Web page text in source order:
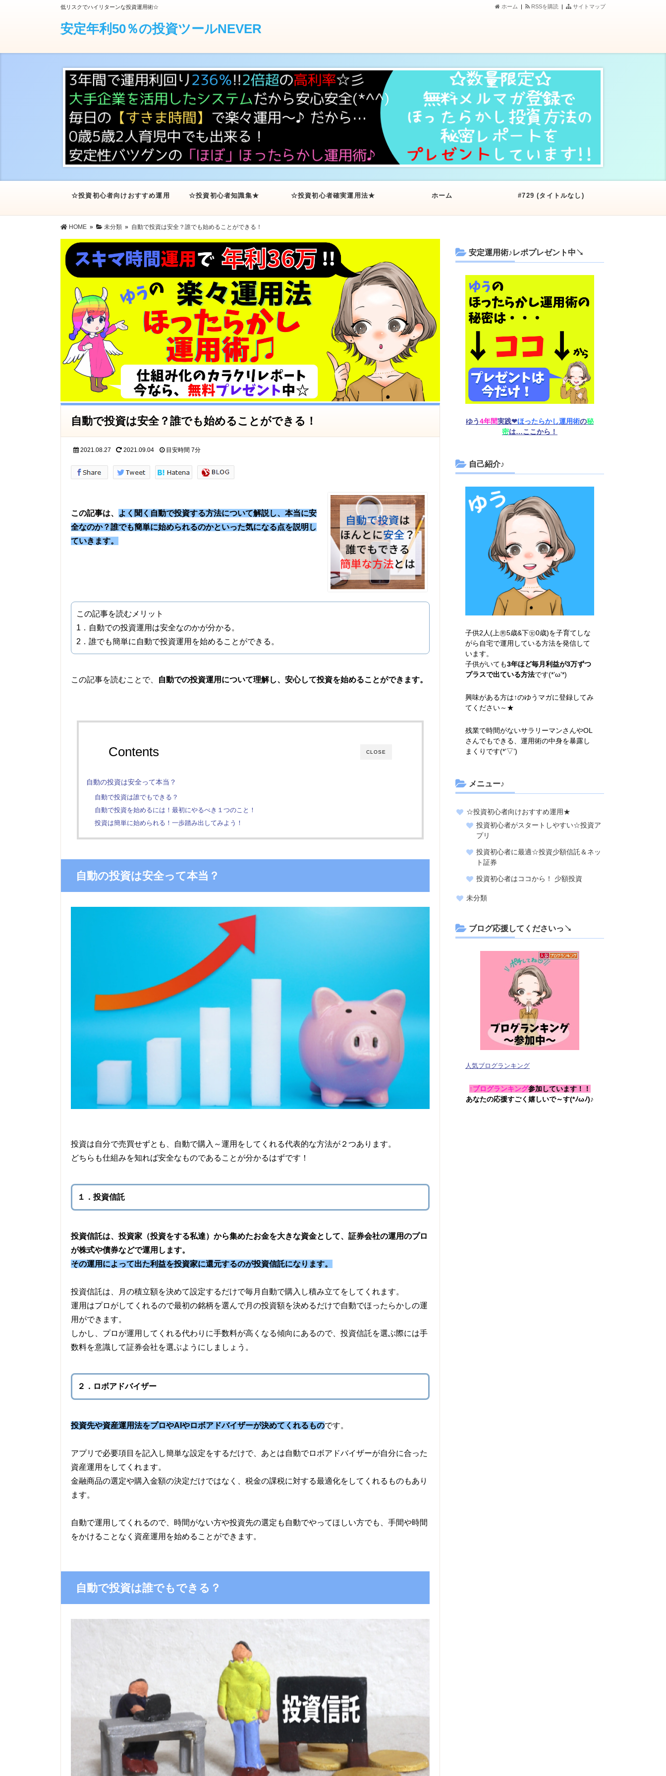
低リスクでハイリターンな投資運用術☆ サイトマップ
RSSを購読 |
ホーム |
安定年利50％の投資ツールNEVER
☆投資初心者向けおすすめ運用★ ☆投資初心者知識集★ ☆投資初心者確実運用法★ ホーム #729 (タイトルなし)
HOME » 未分類 » 自動で投資は安全？誰でも始めることができる！
自動で投資は安全？誰でも始めることができる！
2021.08.27 2021.09.04 目安時間 7分
この記事は、
よく聞く自動で投資する方法について解説し、本当に安
全なのか？誰でも簡単に始められるのかといった気になる点を説明し
ていきます。
この記事を読むメリット
1．自動での投資運用は安全なのかが分かる。
2．誰でも簡単に自動で投資運用を始めることができる。
この記事を読むことで、 自動での投資運用について理解し、安心して投資を始めることができます。
CLOSE
Contents
自動の投資は安全って本当？
自動で投資は誰でもできる？
自動で投資を始めるには！最初にやるべき１つのこと！
投資は簡単に始められる！一歩踏み出してみよう！
自動の投資は安全って本当？
投資は自分で売買せずとも、自動で購入～運用をしてくれる代表的な方法が２つあります。
どちらも仕組みを知れば安全なものであることが分かるはずです！
１．投資信託
投資信託は、投資家（投資をする私達）から集めたお金を大きな資金として、証券会社の運用のプロ
が株式や債券などで運用します。
その運用によって出た利益を投資家に還元するのが投資信託になります。
投資信託は、月の積立額を決めて設定するだけで毎月自動で購入し積み立てをしてくれます。
運用はプロがしてくれるので最初の銘柄を選んで月の投資額を決めるだけで自動でほったらかしの運
用ができます。
しかし、プロが運用してくれる代わりに手数料が高くなる傾向にあるので、投資信託を選ぶ際には手
数料を意識して証券会社を選ぶようにしましょう。
２．ロボアドバイザー
投資先や資産運用法をプロやAIやロボアドバイザーが決めてくれるものです。
アプリで必要項目を記入し簡単な設定をするだけで、あとは自動でロボアドバイザーが自分に合った
資産運用をしてくれます。
金融商品の選定や購入金額の決定だけではなく、税金の課税に対する最適化をしてくれるものもあり
ます。
自動で運用してくれるので、時間がない方や投資先の選定も自動でやってほしい方でも、手間や時間
をかけることなく資産運用を始めることができます。
自動で投資は誰でもできる？
安定運用術♪レポプレゼント中↘
ゆう4年間実践❤︎ほったらかし運用術の秘
密は…ここから！
自己紹介♪
子供2人(上㊚5歳&下㊛0歳)を子育てしな
がら自宅で運用している方法を発信して
います。
子供がいても3年ほど毎月利益が3万ずつ
プラスで出ている方法です(*’ω’*)
興味がある方は↑のゆうマガに登録してみ
てください～★
残業で時間がないサラリーマンさんやOL
さんでもできる、運用術の中身を暴露し
まくりです(*’▽’)
メニュー♪
☆投資初心者向けおすすめ運用★
投資初心者がスタートしやすい☆投資ア
プリ
投資初心者に最適☆投資少額信託＆ネッ
ト証券
投資初心者はココから！ 少額投資
未分類
ブログ応援してくださいっ↘
人気ブログランキング
↑ブログランキング参加しています！！
あなたの応援すごく嬉しいで～す(*ﾉωﾉ)♪